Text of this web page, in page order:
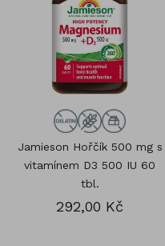
Jamieson Hořčík 500 mg s
vitamínem D3 500 IU 60
tbl.
292,00 Kč